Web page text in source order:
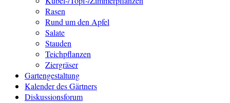
Rasen
Rund um den Apfel
Salate
Stauden
Teichpflanzen
Ziergräser
Gartengestaltung
Kalender des Gärtners
Diskussionsforum